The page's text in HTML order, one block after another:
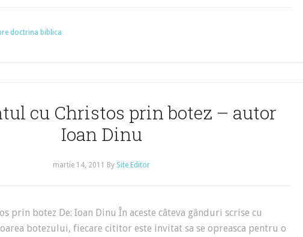
doctrina biblica
cu Christos prin botez – autor
Ioan Dinu
martie 14, 2011 By Site Editor
prin botez De: Ioan Dinu În aceste câteva gânduri scrise cu
botezului, fiecare cititor este invitat sa se opreasca pentru o